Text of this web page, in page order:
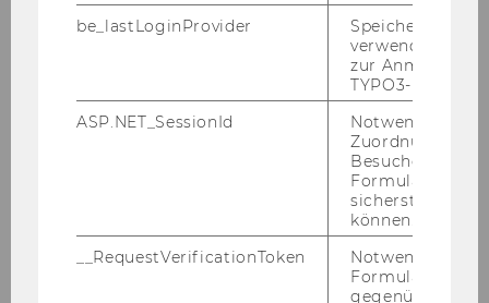
Prof. Robertson - Kartellrecht und
be_lastLoginProvider
Speichert die
verwendete
zur Anmeldung
TYPO3-Backend.
ASP.NET_SessionId
Notwendig, um
Zuordnung von
Besucher zu
sicherstellen zu
können.
__RequestVerificationToken
Notwendig, um
gegenüber